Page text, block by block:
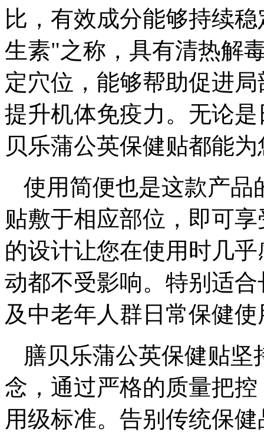
比，有效成分能够持续
生素"之称，具有清热解
定穴位，能够帮助促进
提升机体免疫力。无论
贝乐蒲公英保健贴都能
使用简便也是这款产品
贴敷于相应部位，即可
的设计让您在使用时几
动都不受影响。特别适
及中老年人群日常保健使
膳贝乐蒲公英保健贴
念，通过严格的质量把
用级标准。告别传统保